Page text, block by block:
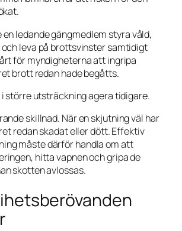
ledande gängmedlem styra våld,
leva på brottsvinster samtidigt
för myndigheterna att ingripa
brott redan hade begåtts.
i större utsträckning agera tidigare.
skillnad. När en skjutning väl har
redan skadat eller dött. Effektiv
måste därför handla om att
hitta vapnen och gripa de
skotten avlossas.